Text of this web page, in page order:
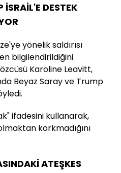
İSRAİL'E DESTEK
yönelik saldırısı
bilgilendirildiğini
Karoline Leavitt,
Beyaz Saray ve Trump
ifadesini kullanarak,
korkmadığını
ATEŞKES